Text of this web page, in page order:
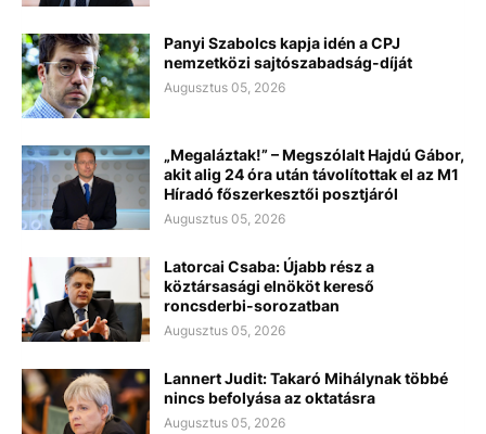
Panyi Szabolcs kapja idén a CPJ
nemzetközi sajtószabadság-díját
Augusztus 05, 2026
„Megaláztak!” – Megszólalt Hajdú Gábor,
akit alig 24 óra után távolítottak el az M1
Híradó főszerkesztői posztjáról
Augusztus 05, 2026
Latorcai Csaba: Újabb rész a
köztársasági elnököt kereső
roncsderbi-sorozatban
Augusztus 05, 2026
Lannert Judit: Takaró Mihálynak többé
nincs befolyása az oktatásra
Augusztus 05, 2026